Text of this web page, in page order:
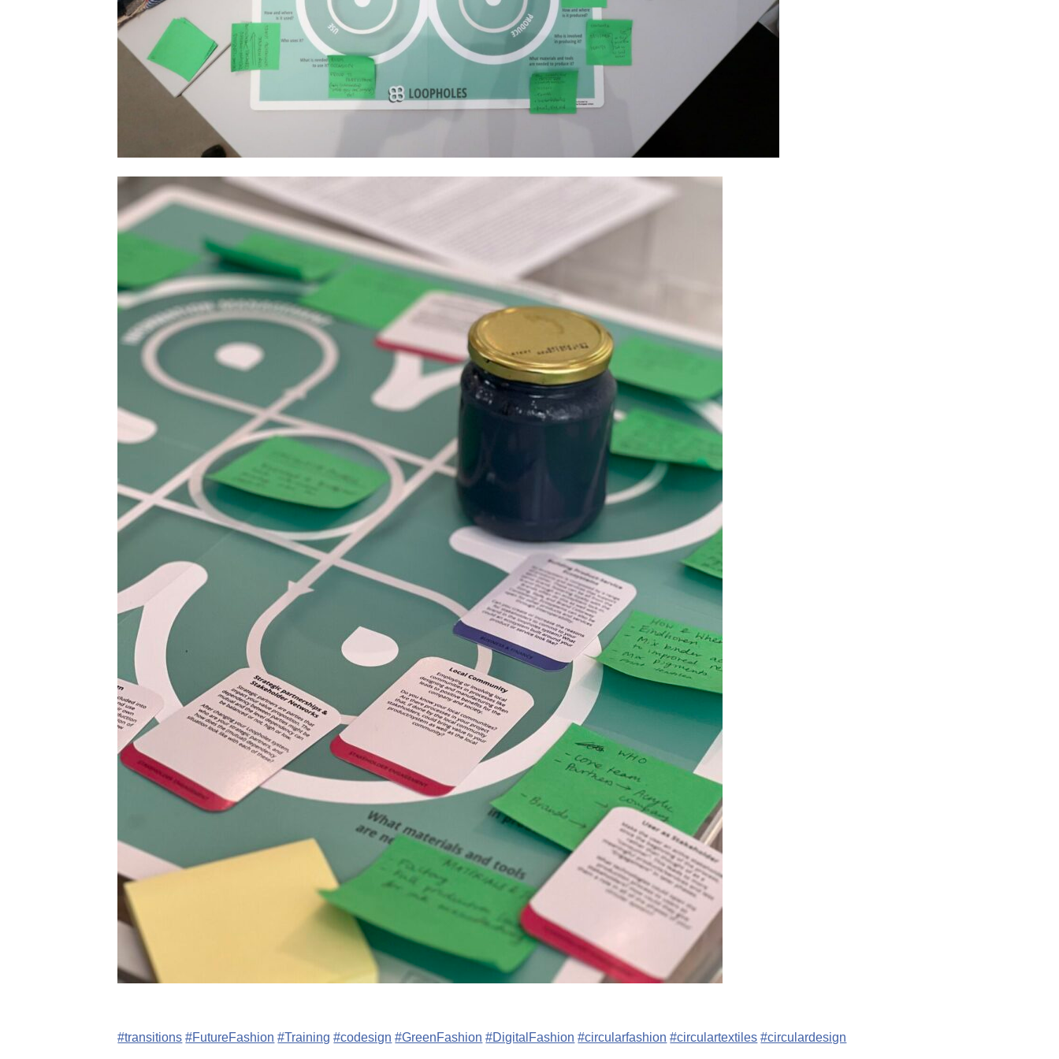
#transitions #FutureFashion #Training #codesign #GreenFashion #DigitalFashion #circularfashion #circulartextiles #circulardesign